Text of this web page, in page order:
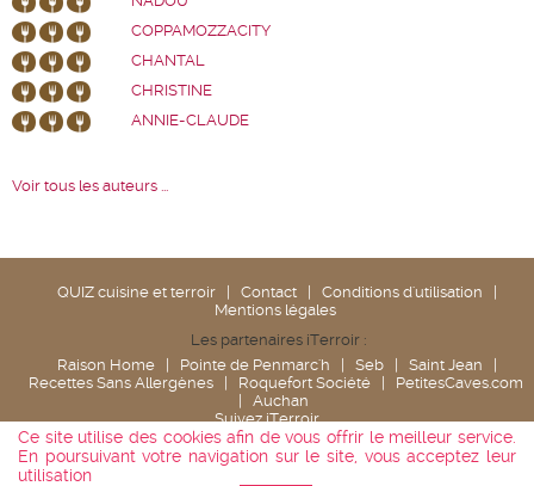
COPPAMOZZACITY
CHANTAL
CHRISTINE
ANNIE-CLAUDE
Voir tous les auteurs ...
QUIZ cuisine et terroir Contact Conditions d'utilisation
Mentions légales
Les partenaires iTerroir :
Raison Home
Pointe de Penmarc'h Seb Saint Jean
Recettes Sans Allergènes
Roquefort Société
PetitesCaves.com
Auchan
Suivez iTerroir
Ce site utilise des cookies afin de vous offrir le meilleur service.
En poursuivant votre navigation sur le site, vous acceptez leur
utilisation